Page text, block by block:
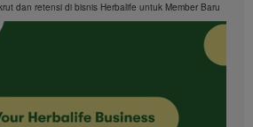
dan retensi di bisnis Herbalife untuk Member Baru